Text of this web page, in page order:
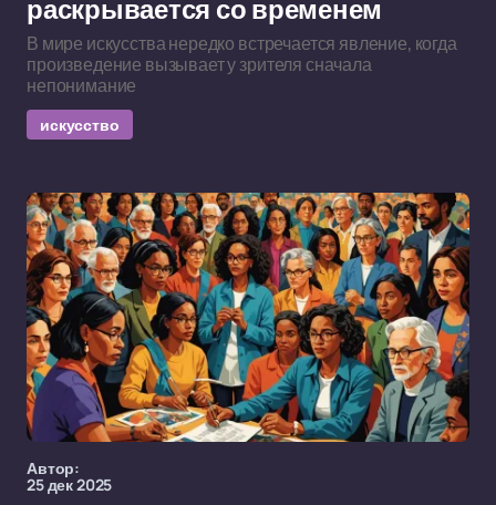
раскрывается со временем
В мире искусства нередко встречается явление, когда
произведение вызывает у зрителя сначала
непонимание
искусство
Автор:
25 дек 2025